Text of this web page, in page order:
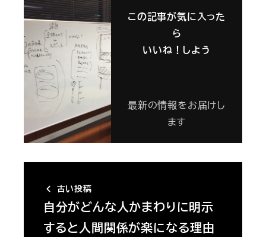
この記事が気に入った
ら
いいね！しよう
最新の情報をお届けし
ます
古い投稿
自分がどんな人かまわりに明示
すると人間関係が楽になる理由